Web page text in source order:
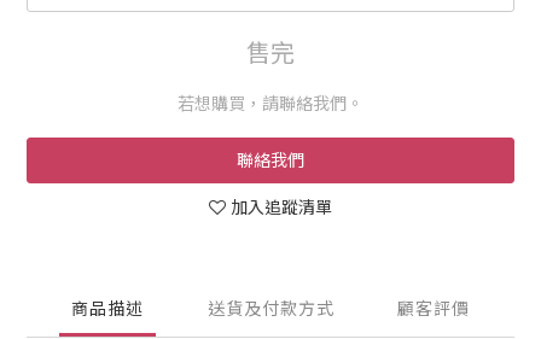
售完
若想購買，請聯絡我們。
聯絡我們
加入追蹤清單
商品描述 送貨及付款方式 顧客評價